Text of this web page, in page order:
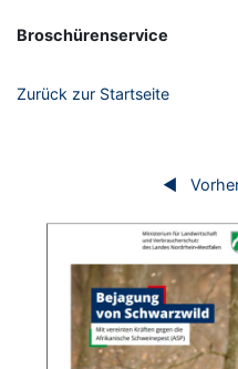
Broschürenservice
Zurück zur Startseite